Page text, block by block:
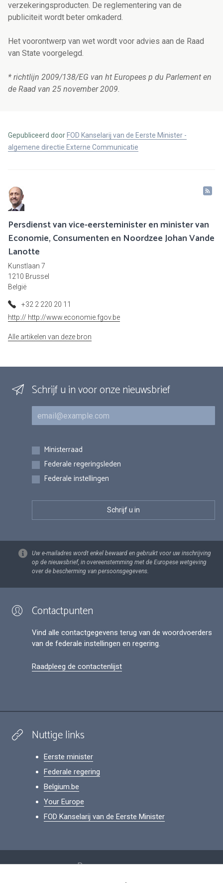
verzekeringsproducten. De reglementering van de
publiciteit wordt beter omkaderd.
Het voorontwerp van wet wordt voor advies aan de Raad
van State voorgelegd.
* richtlijn 2009/138/EG van ht Europees p du Parlement en
de Raad van 25 november 2009.
Gepubliceerd door FOD Kanselarij van de Eerste Minister -
algemene directie Externe Communicatie
Persdienst van vice-eersteminister en minister van
Economie, Consumenten en Noordzee Johan Vande
Lanotte
Kunstlaan 7
1210 Brussel
België
+32 2 220 20 11
http:// http://www.economie.fgov.be
Alle artikelen van deze bron
Schrijf u in voor onze nieuwsbrief
E-mail
Inschrijvingen
Ministerraad
Federale regeringsleden
Federale instellingen
Uw e-mailadres wordt enkel bewaard en gebruikt voor uw inschrijving
op de nieuwsbrief, in overeenstemming met de Europese wetgeving
over de bescherming van persoonsgegevens.
Contactpunten
Vind alle contactgegevens terug van de woordvoerders
van de federale instellingen en regering.
Raadpleeg de contactenlijst
Nuttige links
Eerste minister
Federale regering
Belgium.be
Your Europe
FOD Kanselarij van de Eerste Minister
Persoonsgegevens